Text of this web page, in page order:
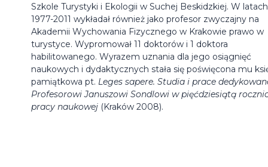
Szkole Turystyki i Ekologii w Suchej Beskidzkiej. W latach
1977-2011 wykładał również jako profesor zwyczajny na
Akademii Wychowania Fizycznego w Krakowie prawo w
turystyce. Wypromował 11 doktorów i 1 doktora
habilitowanego. Wyrazem uznania dla jego osiągnięć
naukowych i dydaktycznych stała się poświęcona mu
pamiątkowa pt. Leges sapere. Studia i prace
Profesorowi Januszowi Sondlowi w pięćdziesiątą
pracy naukowej (Kraków 2008).